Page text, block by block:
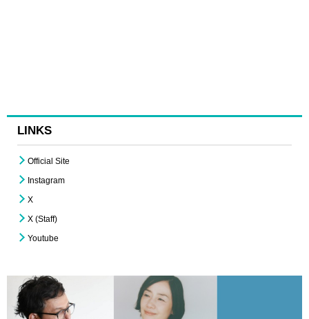
LINKS
Official Site
Instagram
X
X (Staff)
Youtube